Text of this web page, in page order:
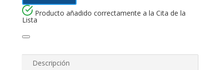
Producto añadido correctamente a la Cita de la
Lista
Descripción